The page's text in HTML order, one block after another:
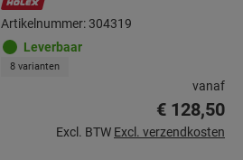
Artikelnummer: 304319
Leverbaar
8 varianten
vanaf
€ 128,50
Excl. BTW Excl. verzendkosten